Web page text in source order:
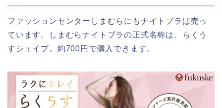
ファッションセンターしまむらにもナイトブラは売っ
ています。しまむらナイトブラの正式名称は、らくう
すシェイプ。約700円で購入できます。